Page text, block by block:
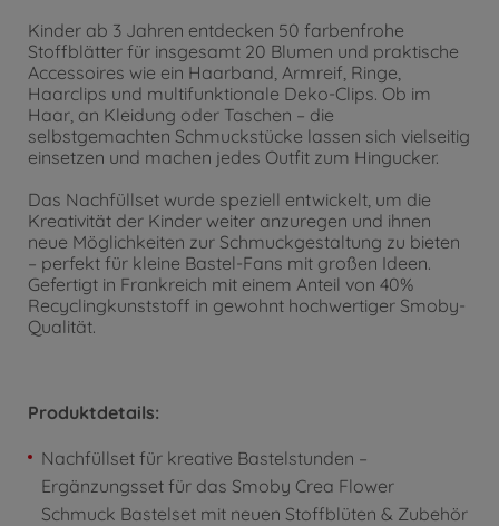
Kinder ab 3 Jahren entdecken 50 farbenfrohe
Stoffblätter für insgesamt 20 Blumen und praktische
Accessoires wie ein Haarband, Armreif, Ringe,
Haarclips und multifunktionale Deko-Clips. Ob im
Haar, an Kleidung oder Taschen – die
selbstgemachten Schmuckstücke lassen sich vielseitig
einsetzen und machen jedes Outfit zum Hingucker.
Das Nachfüllset wurde speziell entwickelt, um die
Kreativität der Kinder weiter anzuregen und ihnen
neue Möglichkeiten zur Schmuckgestaltung zu bieten
– perfekt für kleine Bastel-Fans mit großen Ideen.
Gefertigt in Frankreich mit einem Anteil von 40%
Recyclingkunststoff in gewohnt hochwertiger Smoby-
Qualität.
Produktdetails:
Nachfüllset für kreative Bastelstunden –
Ergänzungsset für das Smoby Crea Flower
Schmuck Bastelset mit neuen Stoffblüten & Zubehör